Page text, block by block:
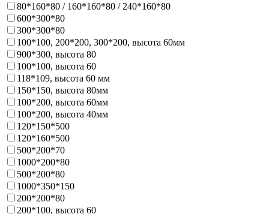
80*160*80 / 160*160*80 / 240*160*80
600*300*80
300*300*80
100*100, 200*200, 300*200, высота 60мм
900*300, высота 80
100*100, высота 60
118*109, высота 60 мм
150*150, высота 80мм
100*200, высота 60мм
100*200, высота 40мм
120*150*500
120*160*500
500*200*70
1000*200*80
500*200*80
1000*350*150
200*200*80
200*100, высота 60